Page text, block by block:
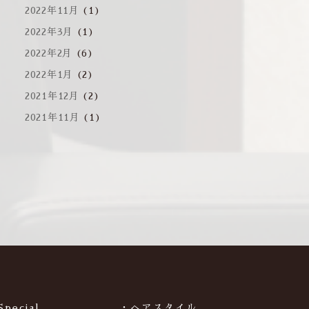
2022年11月 (1)
2022年3月 (1)
2022年2月 (6)
2022年1月 (2)
2021年12月 (2)
2021年11月 (1)